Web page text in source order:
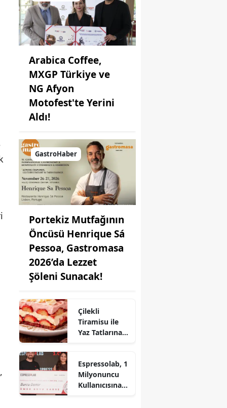
Seçeneği
Arabica Coffee,
MXGP Türkiye ve
NG Afyon
Motofest'te Yerini
Aldı!
GastroHaber
Portekiz Mutfağının
Öncüsü Henrique Sá
Pessoa, Gastromasa
2026’da Lezzet
Şöleni Sunacak!
Çilekli
Tiramisu ile
Yaz Tatlarına
Espressolab, 1
Milyonuncu
Kullanıcısına